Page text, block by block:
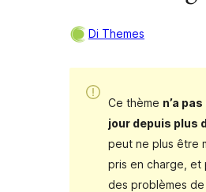
Di Themes
Ce thème n’a
jour depuis plus
peut ne plus être
pris en charge, et
des problèmes de